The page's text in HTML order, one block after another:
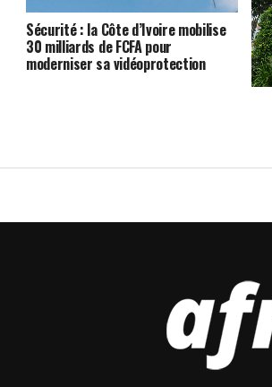
Sécurité : la Côte d’Ivoire mobilise
30 milliards de FCFA pour
moderniser sa vidéoprotection